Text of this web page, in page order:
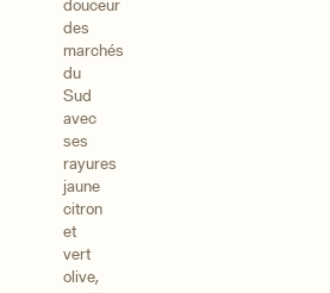
douceur
des
marchés
du
Sud
avec
ses
rayures
jaune
citron
et
vert
olive,